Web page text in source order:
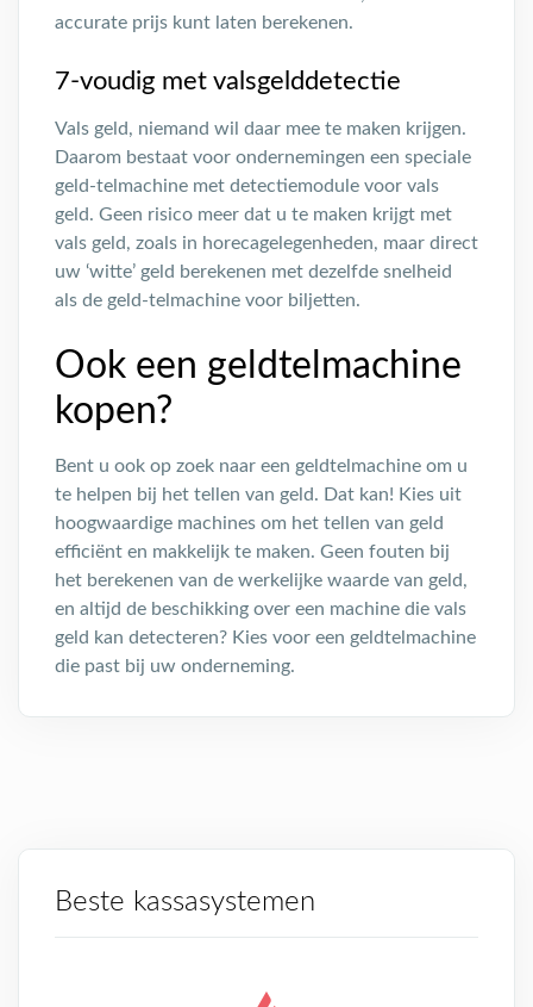
accurate prijs kunt laten berekenen.
7-voudig met valsgelddetectie
Vals geld, niemand wil daar mee te maken krijgen.
Daarom bestaat voor ondernemingen een speciale
geld-telmachine met detectiemodule voor vals
geld. Geen risico meer dat u te maken krijgt met
vals geld, zoals in horecagelegenheden, maar direct
uw ‘witte’ geld berekenen met dezelfde snelheid
als de geld-telmachine voor biljetten.
Ook een geldtelmachine
kopen?
Bent u ook op zoek naar een geldtelmachine om u
te helpen bij het tellen van geld. Dat kan! Kies uit
hoogwaardige machines om het tellen van geld
efficiënt en makkelijk te maken. Geen fouten bij
het berekenen van de werkelijke waarde van geld,
en altijd de beschikking over een machine die vals
geld kan detecteren? Kies voor een geldtelmachine
die past bij uw onderneming.
Beste kassasystemen